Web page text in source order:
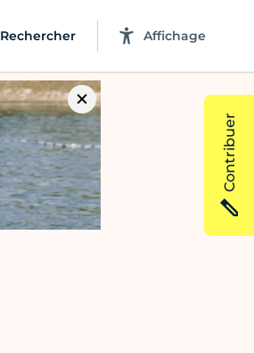
Rechercher Affichage
Contribuer